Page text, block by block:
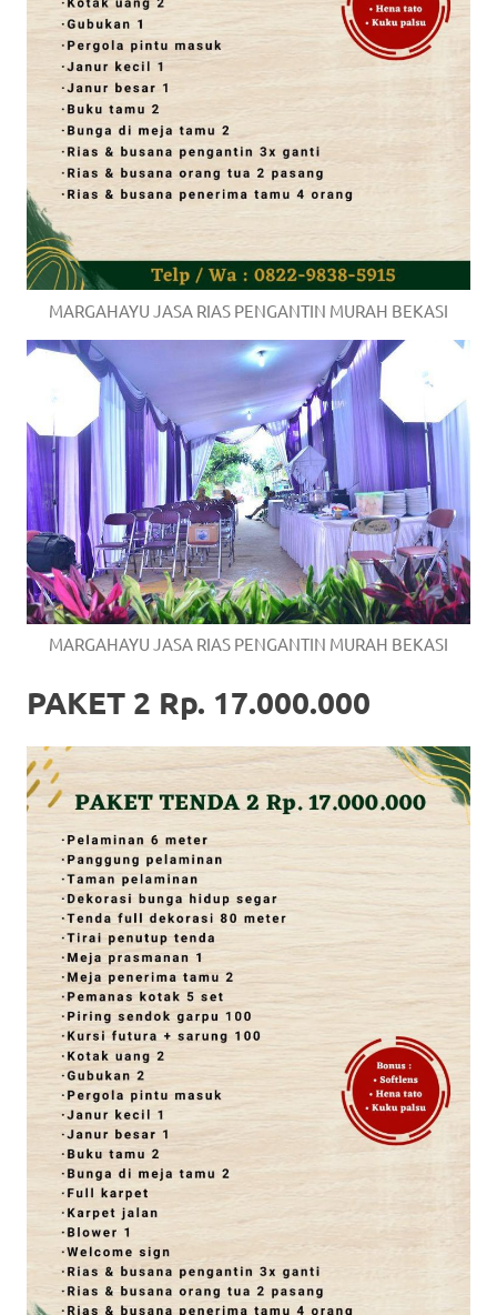
MARGAHAYU JASA RIAS PENGANTIN MURAH BEKASI
MARGAHAYU JASA RIAS PENGANTIN MURAH BEKASI
PAKET 2 Rp. 17.000.000